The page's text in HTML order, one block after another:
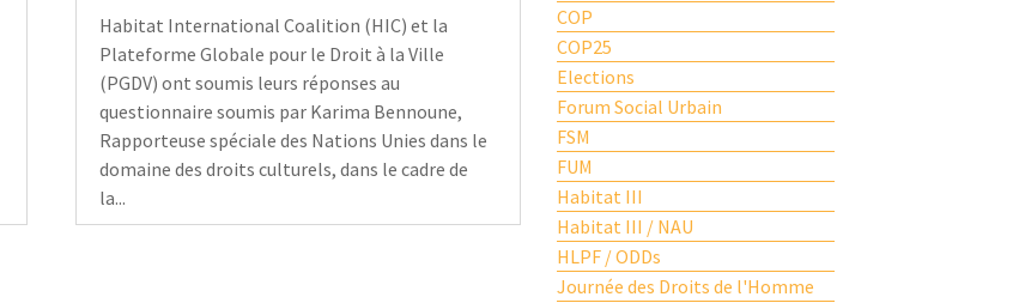
Habitat International Coalition (HIC) et la
Plateforme Globale pour le Droit à la Ville
(PGDV) ont soumis leurs réponses au
questionnaire soumis par Karima Bennoune,
Rapporteuse spéciale des Nations Unies dans le
domaine des droits culturels, dans le cadre de
la...
COP
COP25
Elections
Forum Social Urbain
FSM
FUM
Habitat III
Habitat III / NAU
HLPF / ODDs
Journée des Droits de l'Homme